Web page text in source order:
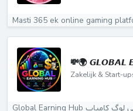
Masti 365 ek online gaming
💸🌍 𝙂𝙇𝙊𝘽𝘼𝙇
Zakelijk & Start-